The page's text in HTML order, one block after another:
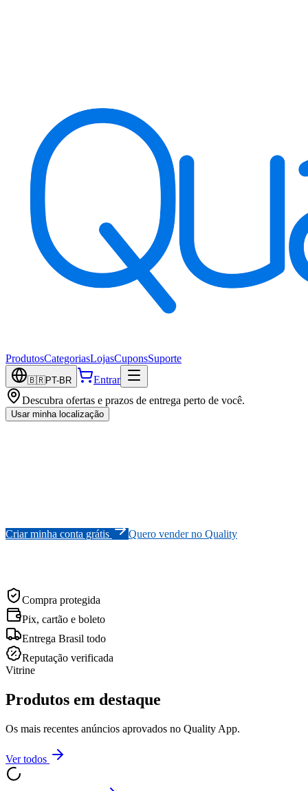
ProdutosCategoriasLojasCuponsSuporte
🇧🇷PT-BR
Entrar
Descubra ofertas e prazos de entrega perto de você.
Usar minha localização
Criar minha conta grátis
Quero vender no Quality
Compra protegida
Pix, cartão e boleto
Entrega Brasil todo
Reputação verificada
Vitrine
Produtos em destaque
Os mais recentes anúncios aprovados no Quality App.
Ver todos